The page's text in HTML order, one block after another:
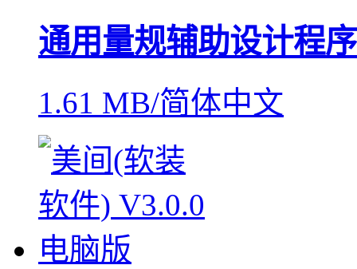
通用量规辅助设计程序
1.61 MB/简体中文